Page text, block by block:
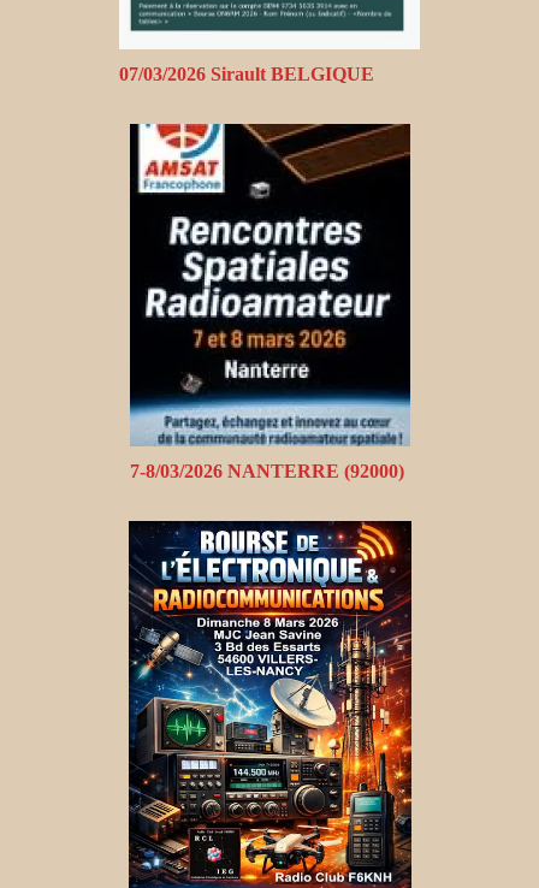
07/03/2026 Sirault BELGIQUE
7-8/03/2026 NANTERRE (92000)